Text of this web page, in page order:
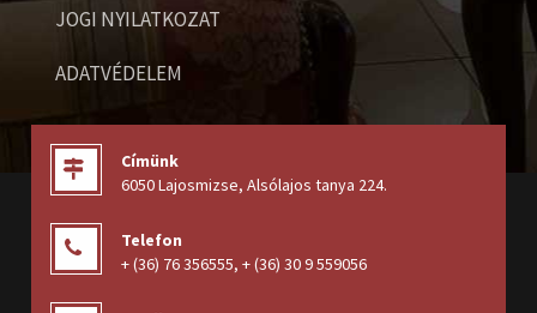
JOGI NYILATKOZAT
ADATVÉDELEM
Címünk
6050 Lajosmizse, Alsólajos tanya 224.
Telefon
+ (36) 76 356555, + (36) 30 9 559056